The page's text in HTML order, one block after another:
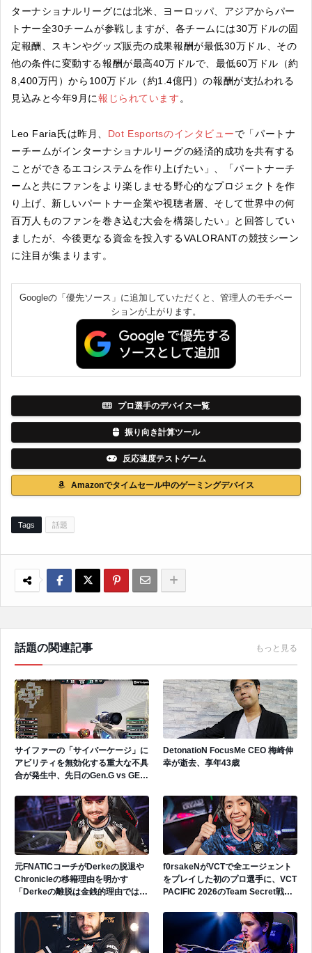
ターナショナルリーグには北米、ヨーロッパ、アジアからパー
トナー全30チームが参戦しますが、各チームには30万ドルの固
定報酬、スキンやグッズ販売の成果報酬が最低30万ドル、その
他の条件に変動する報酬が最高40万ドルで、最低60万ドル（約
8,400万円）から100万ドル（約1.4億円）の報酬が支払われる
見込みと今年9月に報じられています 。
Leo Faria氏は昨月、 Dot Esportsのインタビューで「パートナ
ーチームがインターナショナルリーグの経済的成功を共有する
ことができるエコシステムを作り上げたい」、「パートナーチ
ームと共にファンをより楽しませる野心的なプロジェクトを作
り上げ、新しいパートナー企業や視聴者層、そして世界中の何
百万人ものファンを巻き込む大会を構築したい」と回答してい
ましたが、今後更なる資金を投入するVALORANTの競技シーン
に注目が集まります。
Googleの「優先ソース」に追加していただくと、管理人のモチベー
ションが上がります。
プロ選手のデバイス一覧
振り向き計算ツール
反応速度テストゲーム
Amazonでタイムセール中のゲーミングデバイス
Tags 話題
話題の関連記事 もっと見る
サイファーの「サイバーケージ」に
アビリティを無効化する重大な不具
合が発生中、先日のGen.G vs GEで
DetonatioN FocusMe CEO 梅崎伸
幸が逝去、享年43歳
元FNATICコーチがDerkeの脱退や
Chronicleの移籍理由を明かす
「Derkeの離脱は金銭的理由ではな
f0rsakeNがVCTで全エージェント
をプレイした初のプロ選手に、VCT
PACIFIC 2026のTeam Secret戦で